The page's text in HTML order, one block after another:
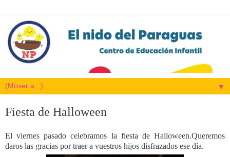
▼
Fiesta de Halloween
El viernes pasado celebramos la fiesta de Halloween.Queremos
daros las gracias por traer a vuestros hijos disfrazados ese día.